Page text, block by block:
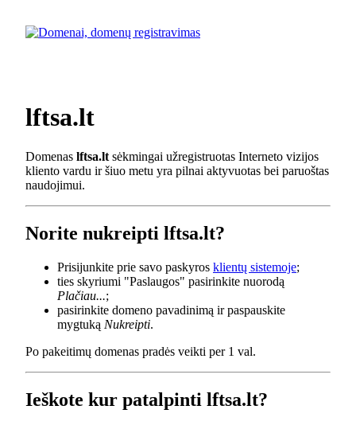
lftsa.lt
Domenas lftsa.lt sėkmingai užregistruotas Interneto vizijos
kliento vardu ir šiuo metu yra pilnai aktyvuotas bei paruoštas
naudojimui.
Norite nukreipti lftsa.lt?
Prisijunkite prie savo paskyros klientų sistemoje;
ties skyriumi "Paslaugos" pasirinkite nuorodą
Plačiau...;
pasirinkite domeno pavadinimą ir paspauskite
mygtuką Nukreipti.
Po pakeitimų domenas pradės veikti per 1 val.
Ieškote kur patalpinti lftsa.lt?